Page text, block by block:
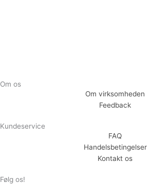
Om os
Om virksomheden
Feedback
Kundeservice
FAQ
Handelsbetingelser
Kontakt os
Følg os!